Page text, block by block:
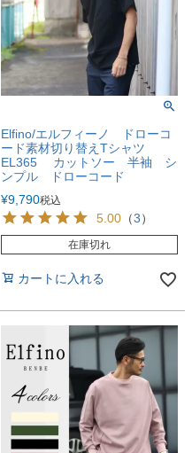
Elfino/エルフィーノ ドローコ
ード素材切り替えTシャツ
EL365 カットソー 半袖 シ
ンプル ドローコード
¥9,790税込
5.00 （3）
在庫切れ
カートに入れる